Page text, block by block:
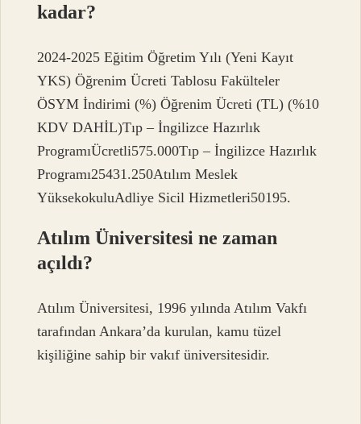
kadar?
2024-2025 Eğitim Öğretim Yılı (Yeni Kayıt
YKS) Öğrenim Ücreti Tablosu Fakülteler
ÖSYM İndirimi (%) Öğrenim Ücreti (TL) (%10
KDV DAHİL)Tıp – İngilizce Hazırlık
ProgramıÜcretli575.000Tıp – İngilizce Hazırlık
Programı25431.250Atılım Meslek
YüksekokuluAdliye Sicil Hizmetleri50195.
Atılım Üniversitesi ne zaman
açıldı?
Atılım Üniversitesi, 1996 yılında Atılım Vakfı
tarafından Ankara’da kurulan, kamu tüzel
kişiliğine sahip bir vakıf üniversitesidir.